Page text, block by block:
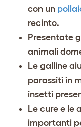
con un
recinto.
Presentate
animali
Le galline
parassiti in
insetti
Le cure e le
importanti